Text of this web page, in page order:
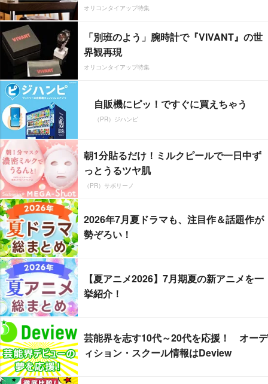
オリコンタイアップ特集
「別班のよう」腕時計で『VIVANT』の世
界観再現
オリコンタイアップ特集
自販機にピッ！ですぐに買えちゃう
（PR）ジハンピ
朝1分貼るだけ！ミルクピールで一日中ず
っとうるツヤ肌
（PR）サボリーノ
2026年7月夏ドラマも、注目作＆話題作が
勢ぞろい！
【夏アニメ2026】7月期夏の新アニメを一
挙紹介！
芸能界を志す10代～20代を応援！ オーデ
ィション・スクール情報はDeview